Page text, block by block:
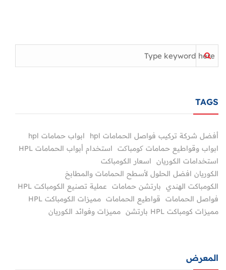
TAGS
أفضل شركة تركيب فواصل الحمامات hpl
ابواب حمامات hpl
ابواب وقواطيع حمامات کومباکت
استخدام أبواب الحمامات HPL
استخدامات الكوريان
اسعار الكومباكت
الكوريان افضل الحلول لأسطح الحمامات والمطابخ
الكومباكت الهندي
بارتشن حمامات
عملية تصنيع الكومباكت HPL
فواصل الحمامات
قواطيع الحمامات مميزات الكومباكت HPL
مميزات كومباكت HPL بارتشن
مميزات وفوائد الكوريان
المعرض